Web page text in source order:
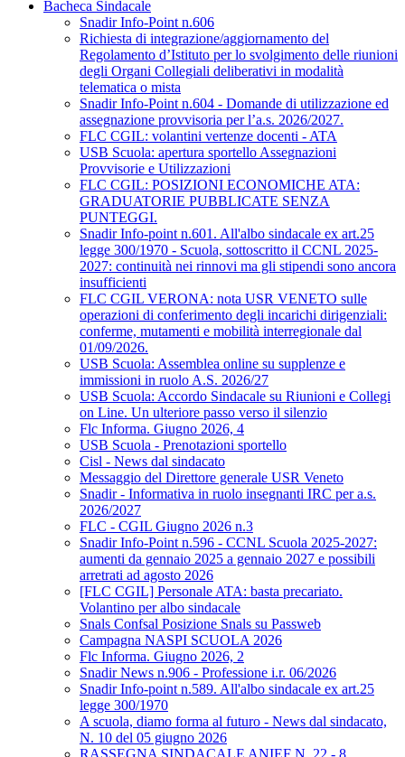
Bacheca Sindacale
Snadir Info-Point n.606
Richiesta di integrazione/aggiornamento del
Regolamento d’Istituto per lo svolgimento delle riunioni
degli Organi Collegiali deliberativi in modalità
telematica o mista
Snadir Info-Point n.604 - Domande di utilizzazione ed
assegnazione provvisoria per l’a.s. 2026/2027.
FLC CGIL: volantini vertenze docenti - ATA
USB Scuola: apertura sportello Assegnazioni
Provvisorie e Utilizzazioni
FLC CGIL: POSIZIONI ECONOMICHE ATA:
GRADUATORIE PUBBLICATE SENZA
PUNTEGGI.
Snadir Info-point n.601. All'albo sindacale ex art.25
legge 300/1970 - Scuola, sottoscritto il CCNL 2025-
2027: continuità nei rinnovi ma gli stipendi sono ancora
insufficienti
FLC CGIL VERONA: nota USR VENETO sulle
operazioni di conferimento degli incarichi dirigenziali:
conferme, mutamenti e mobilità interregionale dal
01/09/2026.
USB Scuola: Assemblea online su supplenze e
immissioni in ruolo A.S. 2026/27
USB Scuola: Accordo Sindacale su Riunioni e Collegi
on Line. Un ulteriore passo verso il silenzio
Flc Informa. Giugno 2026, 4
USB Scuola - Prenotazioni sportello
Cisl - News dal sindacato
Messaggio del Direttore generale USR Veneto
Snadir - Informativa in ruolo insegnanti IRC per a.s.
2026/2027
FLC - CGIL Giugno 2026 n.3
Snadir Info-Point n.596 - CCNL Scuola 2025-2027:
aumenti da gennaio 2025 a gennaio 2027 e possibili
arretrati ad agosto 2026
[FLC CGIL] Personale ATA: basta precariato.
Volantino per albo sindacale
Snals Confsal Posizione Snals su Passweb
Campagna NASPI SCUOLA 2026
Flc Informa. Giugno 2026, 2
Snadir News n.906 - Professione i.r. 06/2026
Snadir Info-point n.589. All'albo sindacale ex art.25
legge 300/1970
A scuola, diamo forma al futuro - News dal sindacato,
N. 10 del 05 giugno 2026